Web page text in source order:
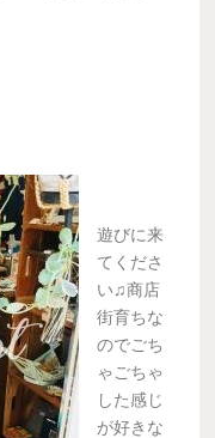
遊びに来
てくださ
い♫商店
街育ちな
のでごち
ゃごちゃ
した感じ
が好きな